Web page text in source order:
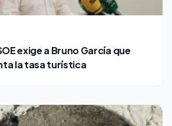
exige a Bruno García que
la tasa turística